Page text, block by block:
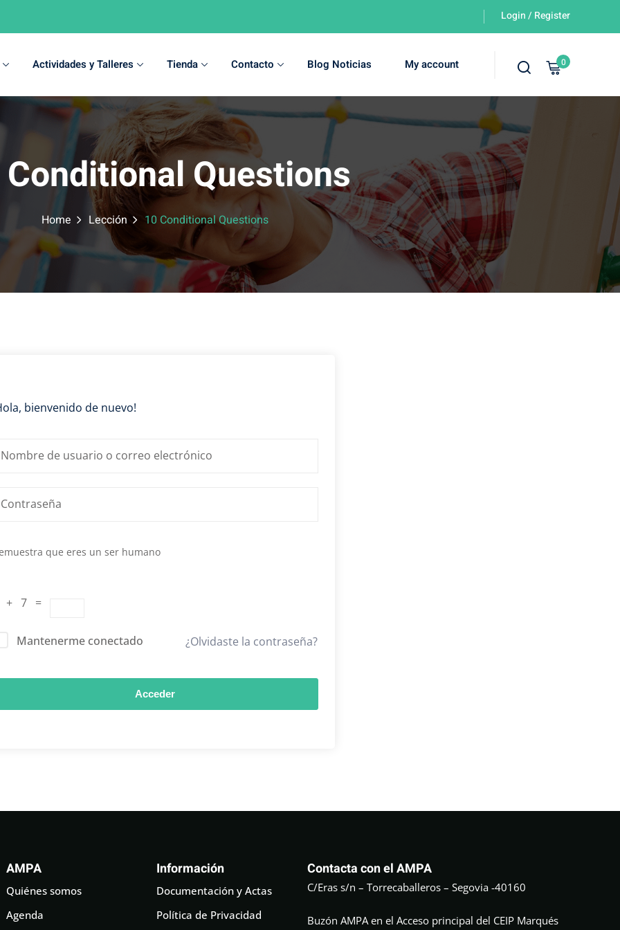
Login / Register
Actividades y Talleres Tienda Contacto Blog Noticias My account 0
Questions
Home Lección 10 Conditional Questions
bienvenido de nuevo!
que eres un ser humano
+ 7 =
Mantenerme conectado ¿Olvidaste la contraseña?
Acceder
AMPA
Quiénes somos
Agenda
Información
Documentación y Actas
Política de Privacidad
Contacta con el AMPA
C/Eras s/n – Torrecaballeros – Segovia -40160
Buzón AMPA en el Acceso principal del CEIP Marqués
Sign in Sign up
Sign in
Don’t have an account? Sign up